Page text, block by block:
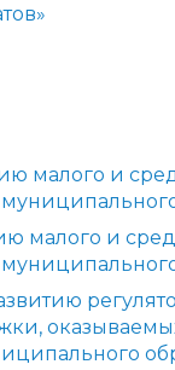
малого и
малого и